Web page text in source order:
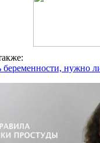
беременности, нужно